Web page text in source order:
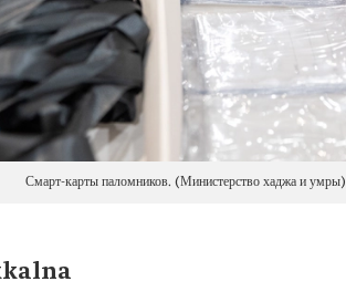
Смарт-карты паломников. (Министерство хаджа и умры)